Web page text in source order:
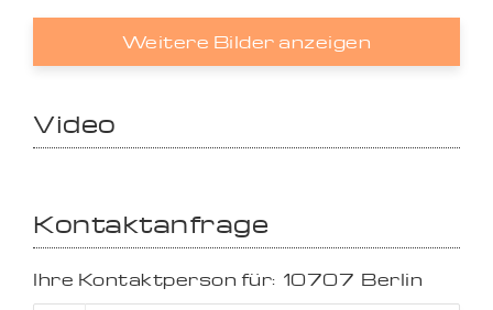
Weitere Bilder anzeigen
Video
Kontaktanfrage
Ihre Kontaktperson für: 10707 Berlin